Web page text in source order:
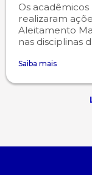
Os
realizaram
Aleitamento
nas disciplinas
Saiba mais